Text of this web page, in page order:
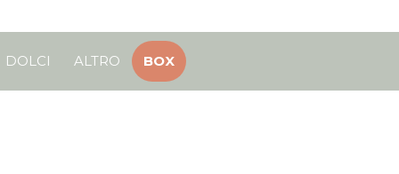
DOLCI ALTRO BOX